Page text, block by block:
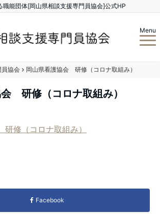
職能団体[岡山県相談支援専門員協会]公式HP
Menu
員協会 岡山県看護協会 研修（コロナ取組み）
研修（コロナ取組み）
修（コロナ取組み）
Facebook